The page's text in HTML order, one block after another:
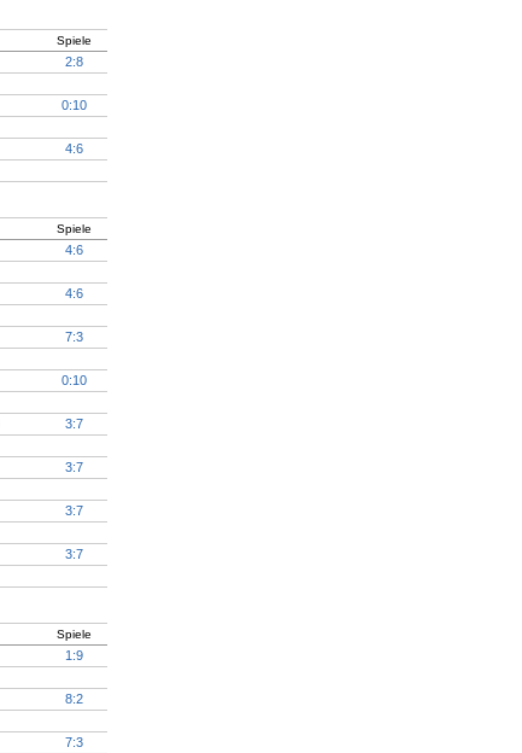
Spiele
2:8
0:10
4:6
Spiele
4:6
4:6
7:3
0:10
3:7
3:7
3:7
3:7
Spiele
1:9
8:2
7:3